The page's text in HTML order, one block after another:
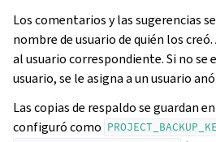
Los comentarios y las sugerencias
nombre de usuario de quién los
al usuario correspondiente. Si no se
usuario, se le asigna a un usuario
Las copias de respaldo se guardan
configuró como